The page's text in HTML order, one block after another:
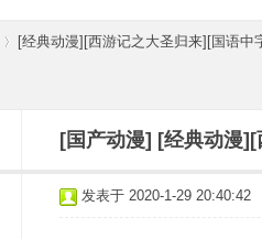
[经典动漫][西游记之大圣归来][国语中
[国产动漫] [经典动漫
发表于 2020-1-29 20:40:42